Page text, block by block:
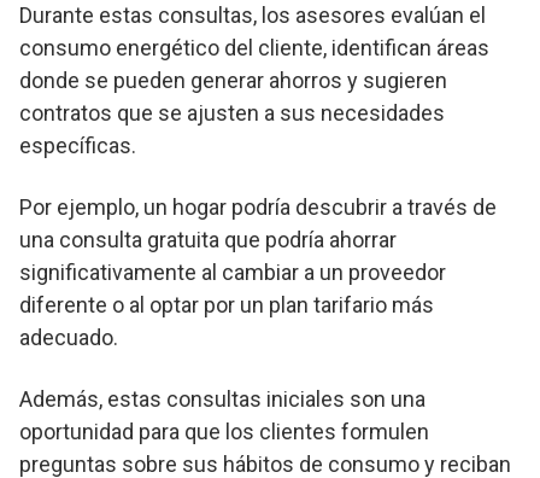
Durante estas consultas, los asesores evalúan el
consumo energético del cliente, identifican áreas
donde se pueden generar ahorros y sugieren
contratos que se ajusten a sus necesidades
específicas.
Por ejemplo, un hogar podría descubrir a través de
una consulta gratuita que podría ahorrar
significativamente al cambiar a un proveedor
diferente o al optar por un plan tarifario más
adecuado.
Además, estas consultas iniciales son una
oportunidad para que los clientes formulen
preguntas sobre sus hábitos de consumo y reciban